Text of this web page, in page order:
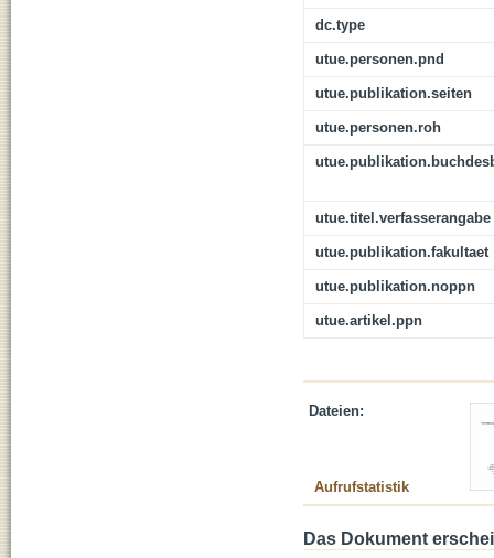
dc.type
utue.personen.pnd
utue.publikation.seiten
utue.personen.roh
utue.titel.verfasserangabe
utue.publikation.fakultaet
utue.publikation.noppn
utue.artikel.ppn
Dateien:
Aufrufstatistik
Das Dokument